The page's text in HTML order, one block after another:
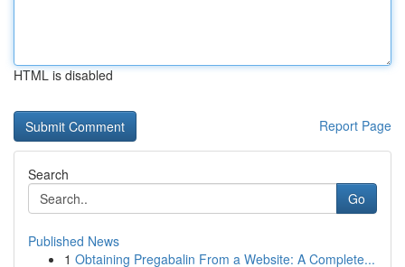
HTML is disabled
Report Page
Search
Go
Published News
1 Obtaining Pregabalin From a Website: A Complete...